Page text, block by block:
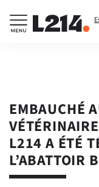
EMBAUCHÉ
L214 A ÉTÉ
L’ABATTOIR